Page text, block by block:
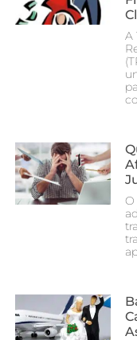
A
O